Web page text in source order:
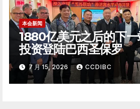
本会新闻
1880亿美元之后的下
投资登陆巴西圣保罗
7 月 15, 2026 CCDIBC